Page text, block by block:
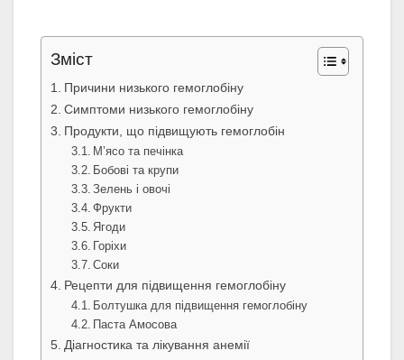
Зміст
Причини низького гемоглобіну
Симптоми низького гемоглобіну
Продукти, що підвищують гемоглобін
М’ясо та печінка
Бобові та крупи
Зелень і овочі
Фрукти
Ягоди
Горіхи
Соки
Рецепти для підвищення гемоглобіну
Болтушка для підвищення гемоглобіну
Паста Амосова
Діагностика та лікування анемії